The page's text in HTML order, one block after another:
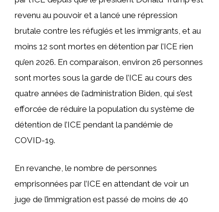
revenu au pouvoir et a lancé une répression
brutale contre les réfugiés et les immigrants, et au
moins 12 sont mortes en détention par l’ICE rien
qu’en 2026. En comparaison, environ 26 personnes
sont mortes sous la garde de l’ICE au cours des
quatre années de l’administration Biden, qui s’est
efforcée de réduire la population du système de
détention de l’ICE pendant la pandémie de
COVID-19.
En revanche, le nombre de personnes
emprisonnées par l’ICE en attendant de voir un
juge de l’immigration est passé de moins de 40